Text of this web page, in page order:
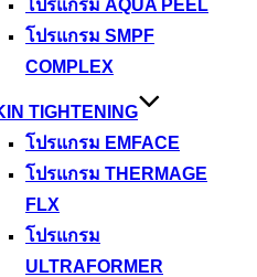
โปรแกรม AQUA PEEL
โปรแกรม SMPF
COMPLEX
TIGHTENING
โปรแกรม EMFACE
โปรแกรม THERMAGE
FLX
โปรแกรม
ULTRAFORMER